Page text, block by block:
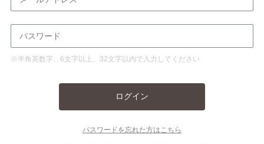
※半角英数字、6文字以上、32文字以内で入力してください
ログイン
パスワードを忘れた方はこちら